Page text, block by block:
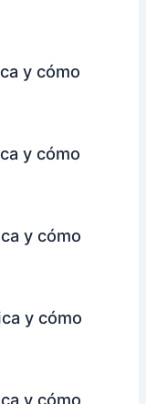
y cómo
y cómo
y cómo
y cómo
y cómo